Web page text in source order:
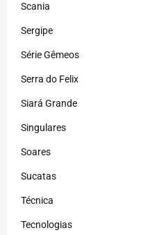
Scania
Sergipe
Série Gêmeos
Serra do Felix
Siará Grande
Singulares
Soares
Sucatas
Técnica
Tecnologias